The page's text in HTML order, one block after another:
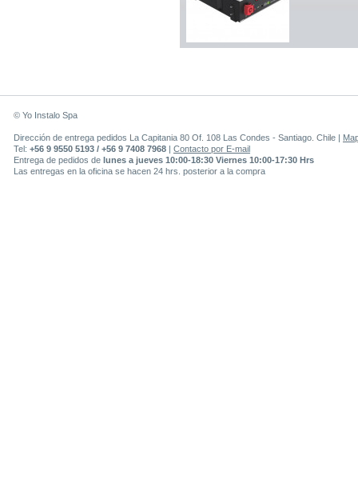
© Yo Instalo Spa
Dirección de entrega pedidos La Capitania 80 Of. 108 Las Condes - Santiago. Chile |
Tel: +56 9 9550 5193 / +56 9 7408 7968 | Contacto por E-mail
Entrega de pedidos de lunes a jueves 10:00-18:30 Viernes 10:00-17:30 Hrs
Las entregas en la oficina se hacen 24 hrs. posterior a la compra